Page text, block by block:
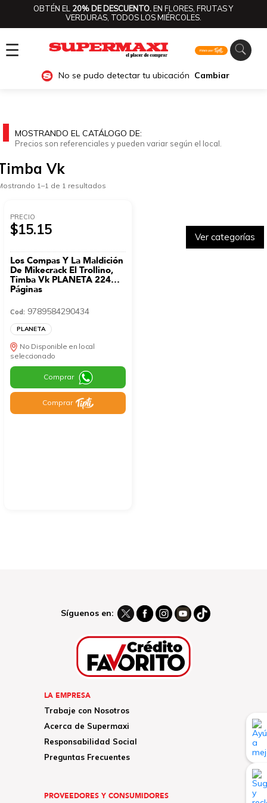
OBTÉN EL 20% DE DESCUENTO.EN FLORES, FRUTAS Y
VERDURAS, TODOS LOS MIÉRCOLES.
☰
No se pudo detectar tu ubicación Cambiar
Ver categorías
MOSTRANDO EL CATÁLOGO DE:
Precios son referenciales y pueden variar según el local.
Vk
1–1 de 1 resultados
PRECIO
$15.15
Los Compas Y La Maldición
De Mikecrack El Trollino,
Timba Vk PLANETA 224
Páginas
Cod: 9789584290434
PLANETA
No Disponible en local
seleccionado
Comprar
Comprar
Síguenos en:
LA EMPRESA
Trabaje con Nosotros
Acerca de Supermaxi
Responsabilidad Social
Preguntas Frecuentes
PROVEEDORES Y CONSUMIDORES